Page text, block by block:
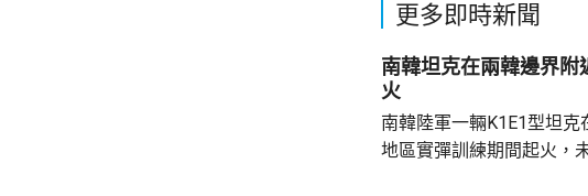
更多即時新聞
南韓坦克在兩韓邊界附
火
南韓陸軍一輛K1E1型坦
地區實彈訓練期間起火，